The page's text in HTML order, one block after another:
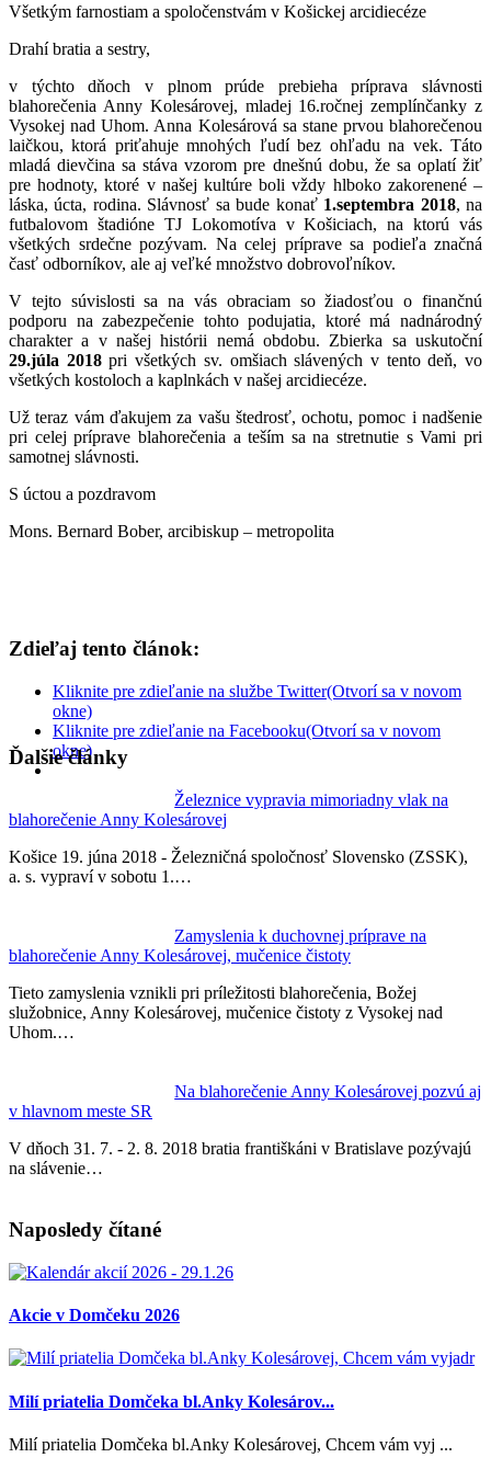
Všetkým farnostiam a spoločenstvám v Košickej arcidiecéze
Drahí bratia a sestry,
v týchto dňoch v plnom prúde prebieha príprava slávnosti
blahorečenia Anny Kolesárovej, mladej 16.ročnej zemplínčanky z
Vysokej nad Uhom. Anna Kolesárová sa stane prvou blahorečenou
laičkou, ktorá priťahuje mnohých ľudí bez ohľadu na vek. Táto
mladá dievčina sa stáva vzorom pre dnešnú dobu, že sa oplatí žiť
pre hodnoty, ktoré v našej kultúre boli vždy hlboko zakorenené –
láska, úcta, rodina. Slávnosť sa bude konať 1.septembra 2018, na
futbalovom štadióne TJ Lokomotíva v Košiciach, na ktorú vás
všetkých srdečne pozývam. Na celej príprave sa podieľa značná
časť odborníkov, ale aj veľké množstvo dobrovoľníkov.
V tejto súvislosti sa na vás obraciam so žiadosťou o finančnú
podporu na zabezpečenie tohto podujatia, ktoré má nadnárodný
charakter a v našej histórii nemá obdobu. Zbierka sa uskutoční
29.júla 2018pri všetkých sv. omšiach slávených v tento deň, vo
všetkých kostoloch a kaplnkách v našej arcidiecéze.
Už teraz vám ďakujem za vašu štedrosť, ochotu, pomoc i nadšenie
pri celej príprave blahorečenia a teším sa na stretnutie s Vami pri
samotnej slávnosti.
S úctou a pozdravom
Mons. Bernard Bober, arcibiskup – metropolita
Zdieľaj tento článok:
Kliknite pre zdieľanie na službe Twitter(Otvorí sa v novom
okne)
Kliknite pre zdieľanie na Facebooku(Otvorí sa v novom
okne)
Ďalšie články
Železnice vypravia mimoriadny vlak na
blahorečenie Anny Kolesárovej
Košice 19. júna 2018 - Železničná spoločnosť Slovensko (ZSSK),
a. s. vypraví v sobotu 1.…
Zamyslenia k duchovnej príprave na
blahorečenie Anny Kolesárovej, mučenice čistoty
Tieto zamyslenia vznikli pri príležitosti blahorečenia, Božej
služobnice, Anny Kolesárovej, mučenice čistoty z Vysokej nad
Uhom.…
Na blahorečenie Anny Kolesárovej pozvú aj
v hlavnom meste SR
V dňoch 31. 7. - 2. 8. 2018 bratia františkáni v Bratislave pozývajú
na slávenie…
Naposledy čítané
Akcie v Domčeku 2026
Milí priatelia Domčeka bl.Anky Kolesárov...
Milí priatelia Domčeka bl.Anky Kolesárovej, Chcem vám vyj ...